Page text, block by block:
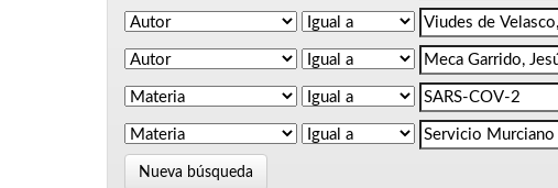
Nueva búsqueda